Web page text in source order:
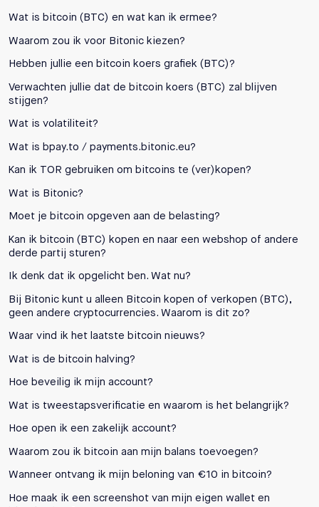
Wat is bitcoin (BTC) en wat kan ik ermee?
Waarom zou ik voor Bitonic kiezen?
Hebben jullie een bitcoin koers grafiek (BTC)?
Verwachten jullie dat de bitcoin koers (BTC) zal blijven
stijgen?
Wat is volatiliteit?
Wat is bpay.to / payments.bitonic.eu?
Kan ik TOR gebruiken om bitcoins te (ver)kopen?
Wat is Bitonic?
Moet je bitcoin opgeven aan de belasting?
Kan ik bitcoin (BTC) kopen en naar een webshop of andere
derde partij sturen?
Ik denk dat ik opgelicht ben. Wat nu?
Bij Bitonic kunt u alleen Bitcoin kopen of verkopen (BTC),
geen andere cryptocurrencies. Waarom is dit zo?
Waar vind ik het laatste bitcoin nieuws?
Wat is de bitcoin halving?
Hoe beveilig ik mijn account?
Wat is tweestapsverificatie en waarom is het belangrijk?
Hoe open ik een zakelijk account?
Waarom zou ik bitcoin aan mijn balans toevoegen?
Wanneer ontvang ik mijn beloning van €10 in bitcoin?
Hoe maak ik een screenshot van mijn eigen wallet en